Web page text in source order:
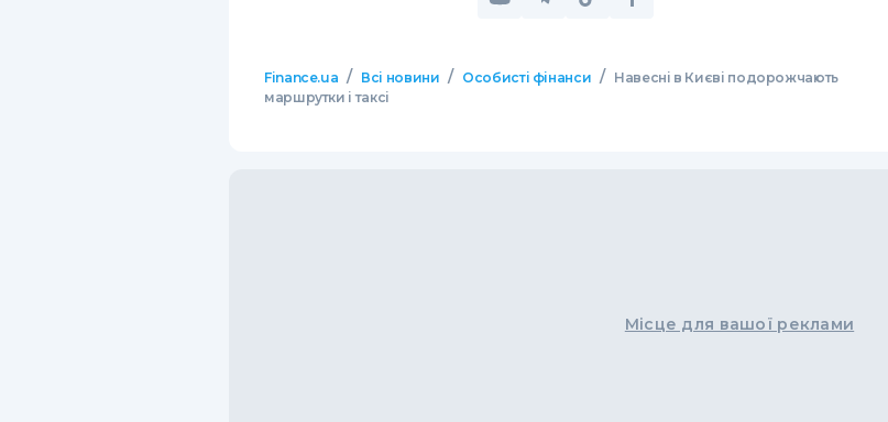
Finance.ua / Всі новини / Особисті фінанси /
Навесні в Києві подорожчають
маршрутки і таксі
Місце для вашої реклами